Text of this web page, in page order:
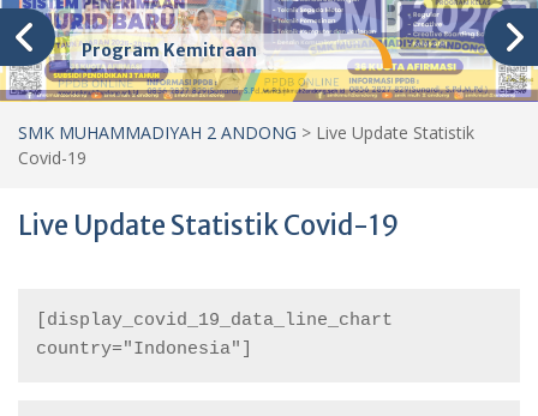
Program Kemitraan
SMK MUHAMMADIYAH 2 ANDONG > Live Update Statistik
Covid-19
Live Update Statistik Covid-19
[display_covid_19_data_line_chart
country="Indonesia"]